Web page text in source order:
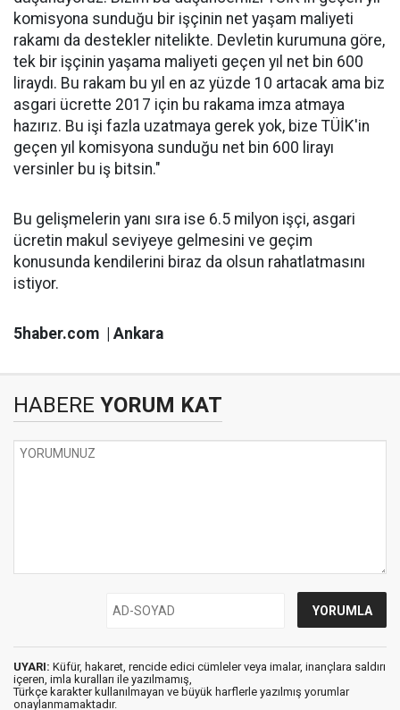
komisyona sunduğu bir işçinin net yaşam maliyeti
rakamı da destekler nitelikte. Devletin kurumuna göre,
tek bir işçinin yaşama maliyeti geçen yıl net bin 600
liraydı. Bu rakam bu yıl en az yüzde 10 artacak ama biz
asgari ücrette 2017 için bu rakama imza atmaya
hazırız. Bu işi fazla uzatmaya gerek yok, bize TÜİK'in
geçen yıl komisyona sunduğu net bin 600 lirayı
versinler bu iş bitsin."
Bu gelişmelerin yanı sıra ise 6.5 milyon işçi, asgari
ücretin makul seviyeye gelmesini ve geçim
konusunda kendilerini biraz da olsun rahatlatmasını
istiyor.
5haber.com | Ankara
HABERE YORUM KAT
UYARI: Küfür, hakaret, rencide edici cümleler veya imalar, inançlara saldırı
içeren, imla kuralları ile yazılmamış,
Türkçe karakter kullanılmayan ve büyük harflerle yazılmış yorumlar
onaylanmamaktadır.